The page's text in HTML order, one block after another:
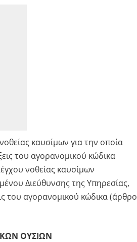
καυσίμων για την οποία
του αγορανομικού κώδικα
νοθείας καυσίμων
Διεύθυνσης της Υπηρεσίας,
του αγορανομικού κώδικα (άρθρο
ΟΥΣΙΩΝ